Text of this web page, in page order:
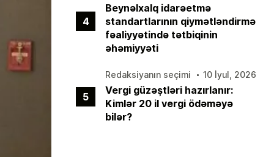
4
Beynəlxalq idarəetmə
standartlarının qiymətləndirmə
fəaliyyətində tətbiqinin
əhəmiyyəti
5
Redaksiyanın seçimi 10 İyul, 2026
Vergi güzəştləri hazırlanır:
Kimlər 20 il vergi ödəməyə
bilər?